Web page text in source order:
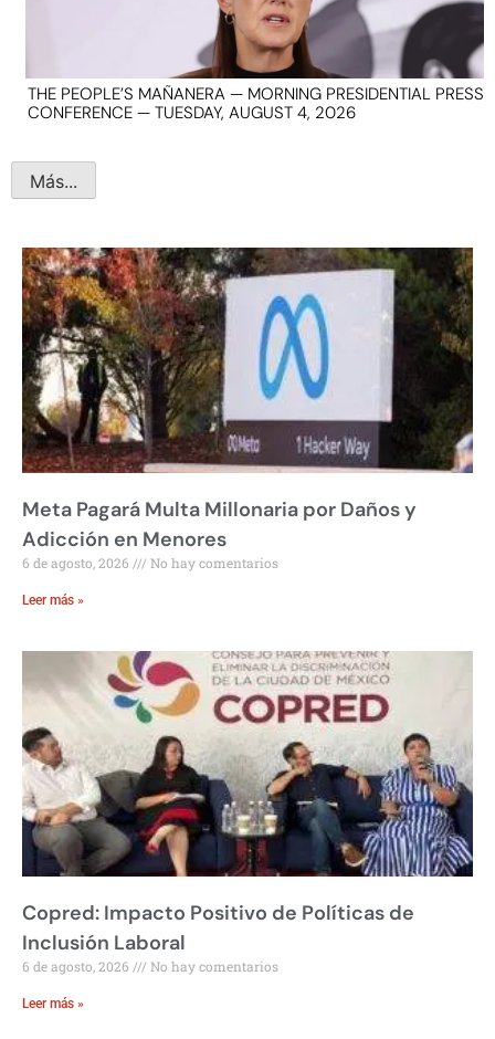
THE PEOPLE’S MAÑANERA — MORNING PRESIDENTIAL PRESS
CONFERENCE — TUESDAY, AUGUST 4, 2026
Más...
Meta Pagará Multa Millonaria por Daños y
Adicción en Menores
6 de agosto, 2026 No hay comentarios
Leer más »
Copred: Impacto Positivo de Políticas de
Inclusión Laboral
6 de agosto, 2026 No hay comentarios
Leer más »